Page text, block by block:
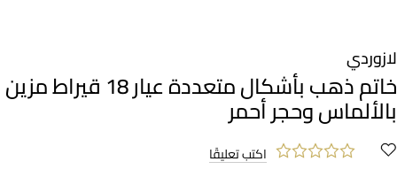
لازوردي
خاتم ذهب بأشكال متعددة عيار 18 قيراط مزين
بالألماس وحجر أحمر
اكتب تعليقًا